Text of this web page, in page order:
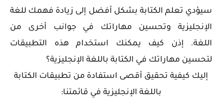
سيؤدي تعلم الكتابة بشكل أفضل إلى زيادة فهمك للغة
الإنجليزية وتحسين مهاراتك في جوانب أخرى من
اللغة. إذن كيف يمكنك استخدام هذه التطبيقات
لتحسين مهاراتك في الكتابة باللغة الإنجليزية؟
إليك كيفية تحقيق أقصى استفادة من تطبيقات الكتابة
باللغة الإنجليزية في قائمتنا: